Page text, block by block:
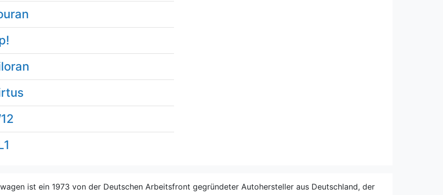
ist ein 1973 von der Deutschen Arbeitsfront gegründeter Autohersteller aus Deutschland, der